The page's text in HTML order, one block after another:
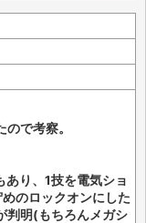
で考察。
り、1技を電気ショ
のロックオンにした
判明(もちろんメガシ